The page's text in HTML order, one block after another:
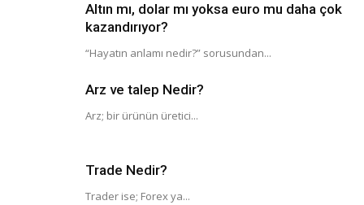
Altın mı, dolar mı yoksa euro mu daha çok
kazandırıyor?
“Hayatın anlamı nedir?” sorusundan...
Arz ve talep Nedir?
Arz; bir ürünün üretici...
Trade Nedir?
Trader ise; Forex ya...